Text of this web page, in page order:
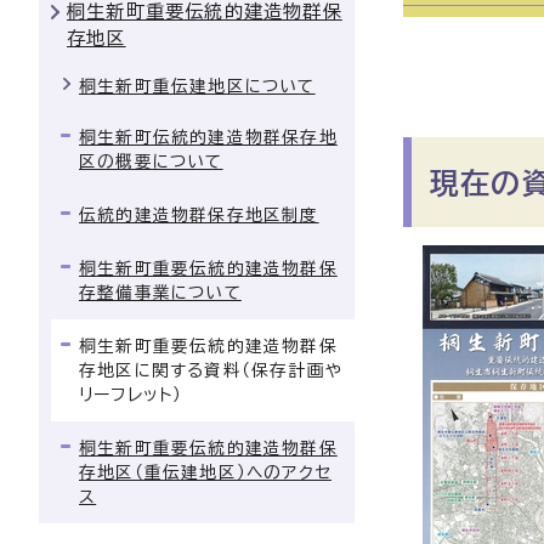
現在の
桐生新町重要伝統的建造物群保
存地区
桐生新町重伝建地区について
桐生新町伝統的建造物群保存地
区の概要について
伝統的建造物群保存地区制度
桐生新町重要伝統的建造物群保
存整備事業について
桐生新町重要伝統的建造物群保
存地区に関する資料（保存計画や
リーフレット）
桐生新町重要伝統的建造物群保
存地区（重伝建地区）へのアクセ
ス